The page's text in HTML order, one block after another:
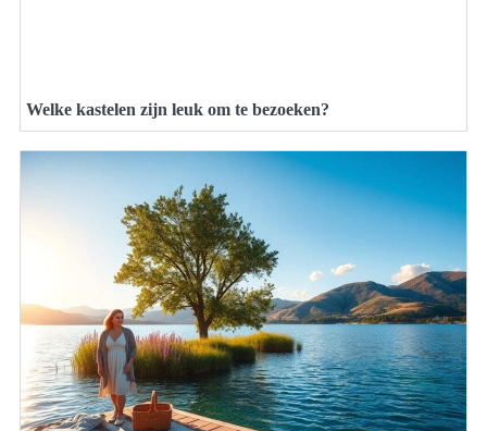
Welke kastelen zijn leuk om te bezoeken?